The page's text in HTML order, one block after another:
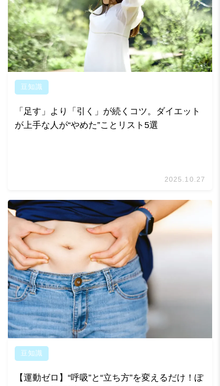
豆知識
「足す」より「引く」が続くコツ。ダイエット
が上手な人が“やめた”ことリスト5選
2025.10.27
豆知識
【運動ゼロ】“呼吸”と“立ち方”を変えるだけ！ぽ